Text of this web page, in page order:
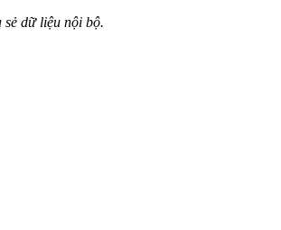
dữ liệu nội bộ.